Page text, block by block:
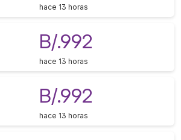
hace 13 horas
B/.992
hace 13 horas
B/.992
hace 13 horas